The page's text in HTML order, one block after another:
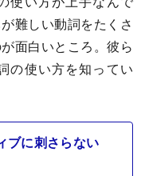
難しい動詞をたくさ
面白いところ。彼ら
の使い方を知ってい
ブに刺さらない